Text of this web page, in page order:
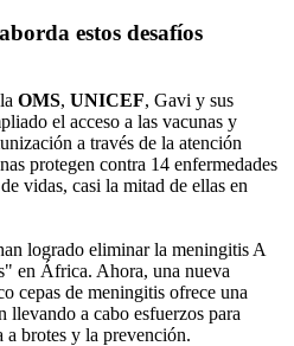
estos desafíos
OMS, UNICEF, Gavi y sus
el acceso a las vacunas y
a través de la atención
protegen contra 14 enfermedades
vidas, casi la mitad de ellas en
logrado eliminar la meningitis A
en África. Ahora, una nueva
cepas de meningitis ofrece una
llevando a cabo esfuerzos para
a brotes y la prevención.